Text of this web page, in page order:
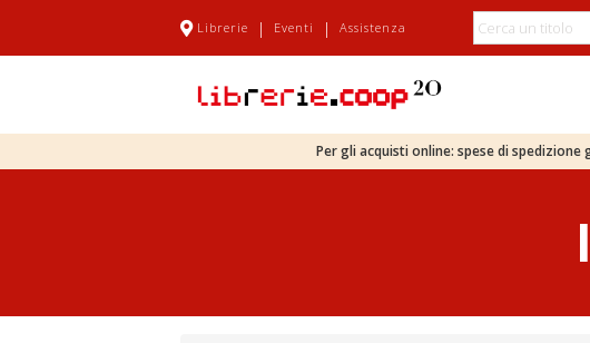
Librerie | Eventi | Assistenza
Per gli acquisti online: spese di